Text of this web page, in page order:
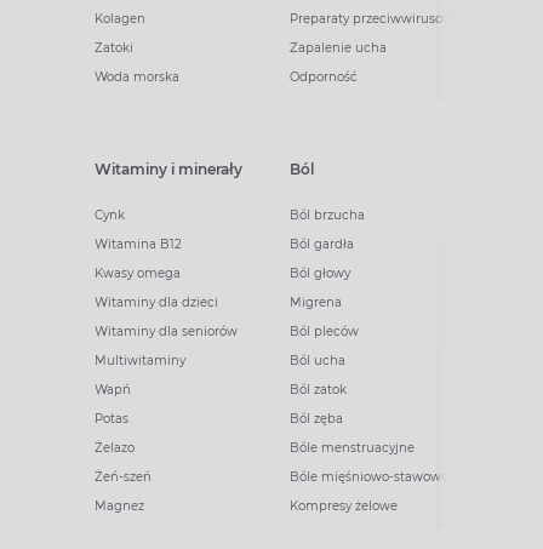
Kolagen
Zatoki
Woda morska
Preparaty przeciwwirusowe
Zapalenie ucha
Odporność
Witaminy i minerały
Cynk
Witamina B12
Kwasy omega
Witaminy dla dzieci
Witaminy dla seniorów
Multiwitaminy
Wapń
Potas
Żelazo
Żeń-szeń
Magnez
Ból
Ból brzucha
Ból gardła
Ból głowy
Migrena
Ból pleców
Ból ucha
Ból zatok
Ból zęba
Bóle menstruacyjne
Bóle mięśniowo-stawowe
Kompresy żelowe